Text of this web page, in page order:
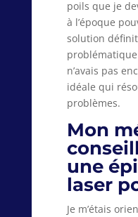
poils que je
à l’époque
solution
n’avais pas
idéale qui
problèmes.
Mon
une
laser
Je m’étais